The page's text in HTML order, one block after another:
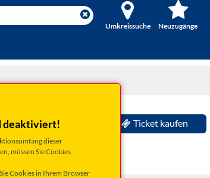
Umkreissuche Neuzugänge
deaktiviert!
dieser
müssen Sie Cookies
Cookies in Ihrem Browser
Herbst
Atmosphäre...
Ticket kaufen